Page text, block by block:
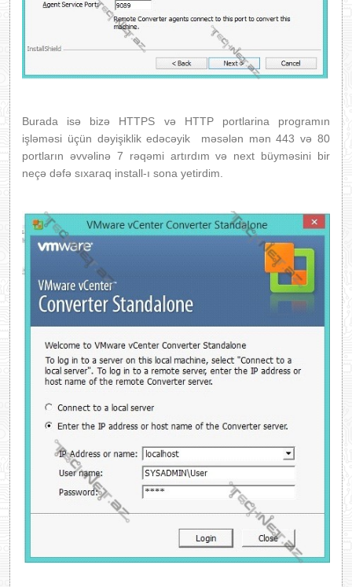
Burada isə bizə HTTPS və HTTP portlarina programın
işləməsi üçün dəyişiklik edəcəyik məsələn mən 443 və 80
portların əvvəlinə 7 rəqəmi artırdım və next büyməsini bir
neçə dəfə sıxaraq install-ı sona yetirdim.